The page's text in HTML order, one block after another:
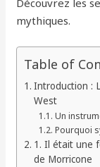
mythiques.
Table of
Introduction :
West
Un
Pourquoi
1. Il était une
de Morricone